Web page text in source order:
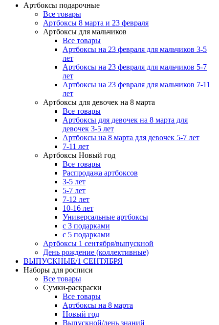
Артбоксы подарочные
Все товары
Артбоксы 8 марта и 23 февраля
Артбоксы для мальчиков
Все товары
Артбоксы на 23 февраля для мальчиков 3-5
лет
Артбоксы на 23 февраля для мальчиков 5-7
лет
Артбоксы на 23 февраля для мальчиков 7-11
лет
Артбоксы для девочек на 8 марта
Все товары
Артбоксы для девочек на 8 марта для
девочек 3-5 лет
Артбоксы на 8 марта для девочек 5-7 лет
7-11 лет
Артбоксы Новый год
Все товары
Распродажа артбоксов
3-5 лет
5-7 лет
7-12 лет
10-16 лет
Универсальные артбоксы
с 3 подарками
с 5 подарками
Артбоксы 1 сентября/выпускной
День рождение (коллективные)
ВЫПУСКНЫЕ/1 СЕНТЯБРЯ
Наборы для росписи
Все товары
Сумки-раскраски
Все товары
Артбоксы на 8 марта
Новый год
Выпускной/день знаний